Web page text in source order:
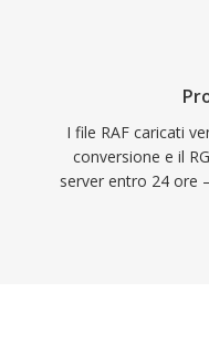
I file RAF caricati
conversione e il
server entro 24 ore